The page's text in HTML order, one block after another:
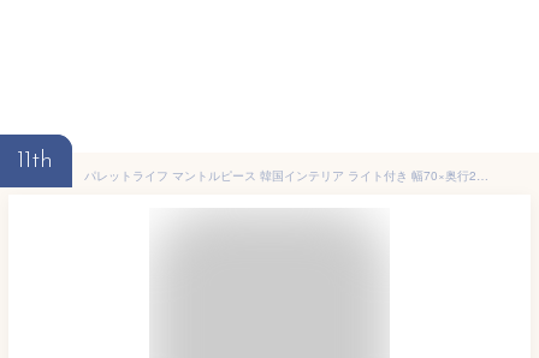
11th
パレットライフ マントルピース 韓国インテリア ライト付き 幅70×奥行22×高さ80cm ストーンホワイト 暖炉風 シェルフ ラック 隠し収納 棚高さ調節 組み立て 本棚 推し活 ディスプレイ 小物 本棚 アクスタ フィギュア リビング 子供部屋 北欧 おしゃれ 可愛い